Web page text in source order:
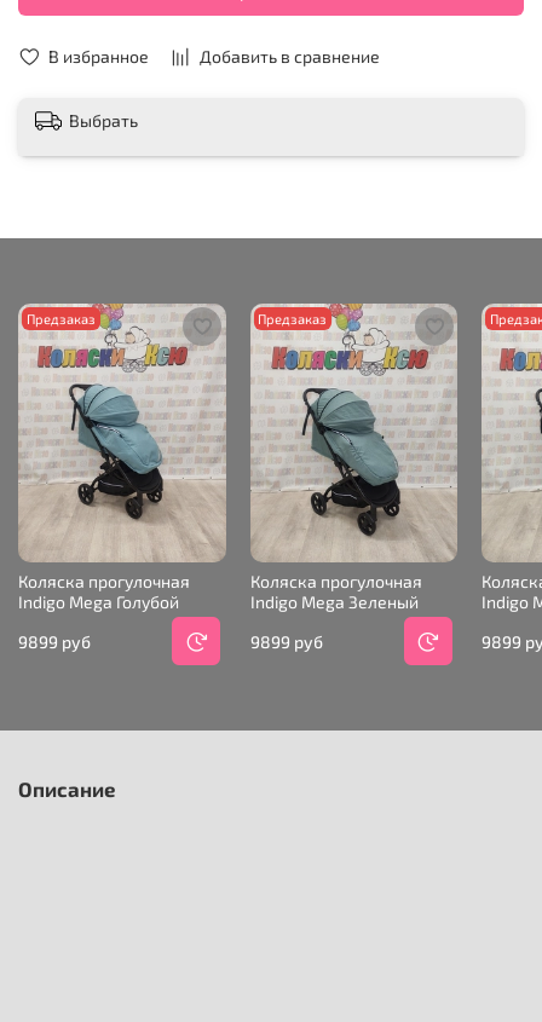
В избранное Добавить в сравнение
Выбрать
Предзаказ
Коляска прогулочная
Indigo Mega Голубой
9899 руб
Предзаказ
Коляска прогулочная
Indigo Mega Зеленый
9899 руб
Indigo
9899
Описание